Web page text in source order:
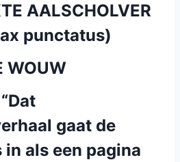
AALSCHOLVER
punctatus)
WOUW
gaat de
als een pagina